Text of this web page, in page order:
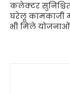
कलेक्टर
घरेलू कामकाजी
भी मिले